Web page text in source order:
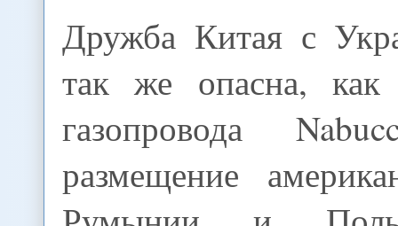
Дружба Китая с
так же опасна, как
газопровода
размещение